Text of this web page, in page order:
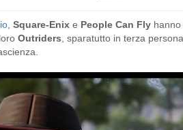
Square-Enix e People Can Fly
Outriders , sparatutto in terza